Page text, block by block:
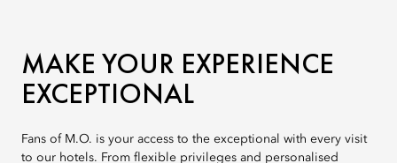
MAKE YOUR EXPERIENCE
EXCEPTIONAL
Fans of M.O. is your access to the exceptional with every visit
to our hotels. From flexible privileges and personalised